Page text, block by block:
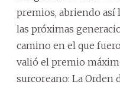
premios, abriendo así
las próximas
camino en el que
valió el premio
surcoreano: La Orden